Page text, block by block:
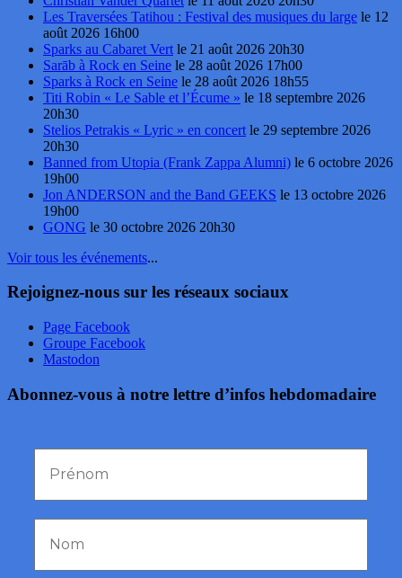
Les Traversées Tatihou : Festival des musiques du large le 12
août 2026 16h00
Sparks au Cabaret Vert le 21 août 2026 20h30
Sarāb à Rock en Seine le 28 août 2026 17h00
Sparks à Rock en Seine le 28 août 2026 18h55
Titi Robin « Le Sable et l’Écume » le 18 septembre 2026
20h30
Stelios Petrakis « Lyric » en concert le 29 septembre 2026
20h30
Banned from Utopia (Frank Zappa Alumni) le 6 octobre 2026
19h00
Jon ANDERSON and the Band GEEKS le 13 octobre 2026
19h00
GONG le 30 octobre 2026 20h30
Voir tous les événements...
Rejoignez-nous sur les réseaux sociaux
Page Facebook
Groupe Facebook
Mastodon
Abonnez-vous à notre lettre d’infos hebdomadaire